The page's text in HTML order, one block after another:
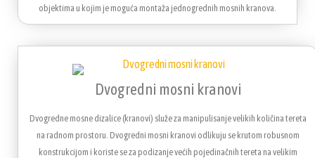
objektima u kojim je moguća montaža jednogrednih mosnih kranova.
Dvogredni mosni kranovi
Dvogredne mosne dizalice (kranovi) služe za manipulisanje velikih količina tereta
na radnom prostoru. Dvogredni mosni kranovi odlikuju se krutom robusnom
konstrukcijom i koriste se za podizanje većih pojedinačnih tereta na velikim